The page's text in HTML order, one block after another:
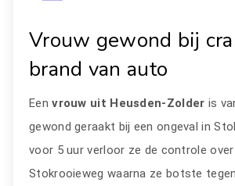
Vrouw gewond bij
brand van auto
Een vrouw uit Heusden-Zolder is
gewond geraakt bij een ongeval in
voor 5 uur verloor ze de controle
Stokrooieweg waarna ze botste